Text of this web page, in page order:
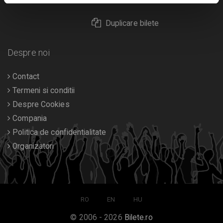
Duplicare bilete
Despre noi
Contact
Termeni si conditii
Despre Cookies
Compania
Politica de confidentialitate
Organizatori
RO EN HU
© 2006 - 2026 Bilete.ro